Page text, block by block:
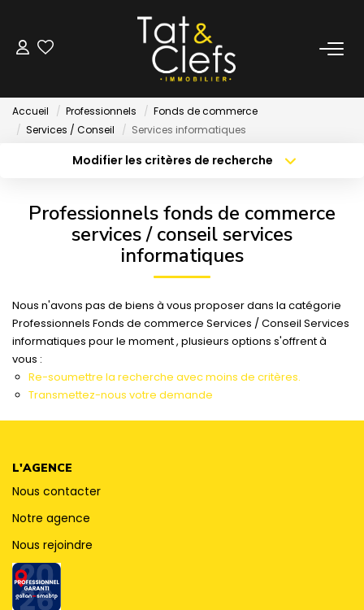
LOCATION
Nos Biens Loués
ESTIMATION
LOCAUX & BUREAUX
PARTENAIRE TRANSACTION
CONTACT
Accueil Professionnels
Fonds de commerce
Services / Conseil
Services informatiques
Modifier les critères de recherche
Budget max
Plus de critères Créer une alerte
Professionnels fonds de commerce
services / conseil services
informatiques
Nous n'avons pas de biens à vous proposer dans la catégorie
Professionnels Fonds de commerce Services / Conseil Services
informatiques pour le moment , plusieurs options s'offrent à
vous :
Re-soumettre la recherche avec moins de critères.
Transmettez-nous votre demande
L'AGENCE
Nous contacter
Notre agence
Nous rejoindre